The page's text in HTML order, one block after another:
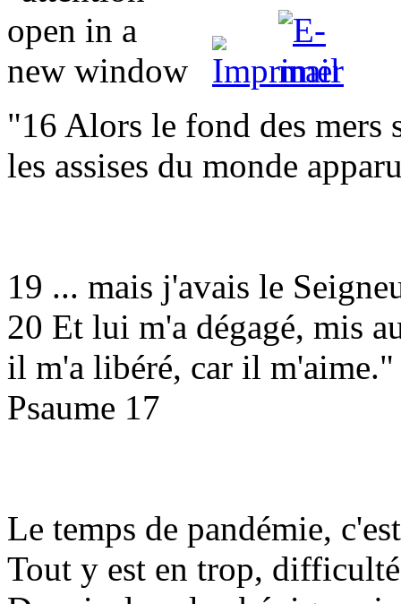
"16 Alors le fond des mers
les assises du monde
19 ... mais j'avais le
20 Et lui m'a dégagé, mis
il m'a libéré, car il m'aime."
Psaume 17
Le temps de pandémie,
Tout y est en trop,